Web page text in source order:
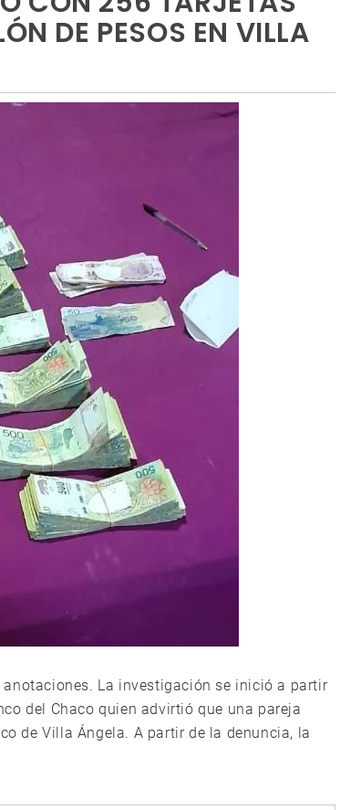
DE PESOS EN VILLA
La investigación se inició a partir
del Chaco quien advirtió que una pareja
de Villa Ángela. A partir de la denuncia, la